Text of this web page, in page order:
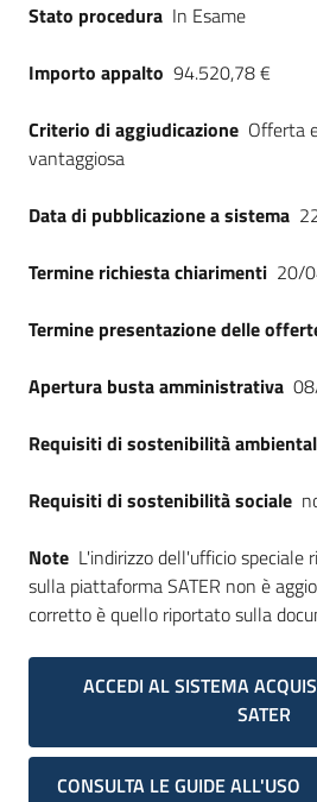
Stato procedura In Esame
Importo appalto 94.520,78 €
Criterio di aggiudicazione Offerta
vantaggiosa
Data di pubblicazione a sistema
Termine richiesta chiarimenti 20/
Termine presentazione delle
Apertura busta amministrativa
Requisiti di sostenibilità
Requisiti di sostenibilità sociale
Note L'indirizzo dell'ufficio speciale
sulla piattaforma SATER non è
corretto è quello riportato sulla
ACCEDI AL SISTEMA
SATER
CONSULTA LE GUIDE ALL'USO